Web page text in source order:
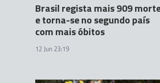
Brasil regista mais 909
e torna-se no segundo país
com mais óbitos
12 Jun 23:19